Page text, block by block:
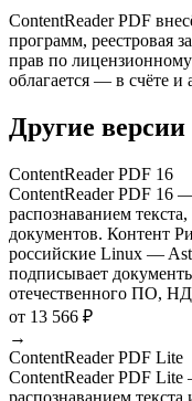
ContentReader PDF
программ, реестровая
прав по
облагается — в счёте и
Другие версии
ContentReader PDF 16
ContentReader PDF 16
распознаванием
документов. Контент
российские Linux —
подписывает
отечественного ПО,
от 13 566 ₽
→
ContentReader PDF Lite
ContentReader PDF